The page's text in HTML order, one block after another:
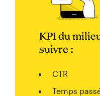
KPI du
suivre :
CTR
Temps